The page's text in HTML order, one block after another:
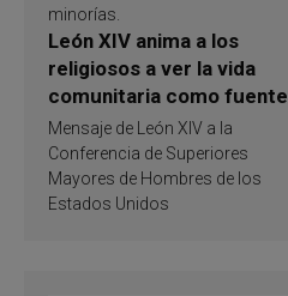
minorías.
León XIV anima a los
religiosos a ver la vida
comunitaria como fuente
de inspiración y
santificación
Mensaje de León XIV a la
Conferencia de Superiores
Mayores de Hombres de los
Estados Unidos